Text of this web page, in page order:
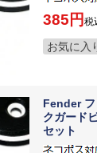
385 税
お気に入
Fender フ
クガード
セット